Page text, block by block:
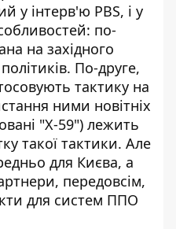
у інтерв'ю PBS, і у
: по-
на західного
По-друге,
тактику на
ними новітніх
"Х-59") лежить
такої тактики. Але
для Києва, а
передовсім,
для систем ППО